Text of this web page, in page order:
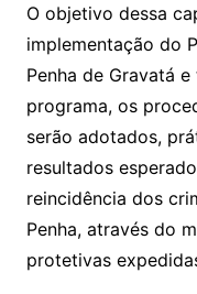
O objetivo dessa
implementação do
Penha de Gravatá
programa, os
serão adotados,
resultados
reincidência dos
Penha, através do
protetivas